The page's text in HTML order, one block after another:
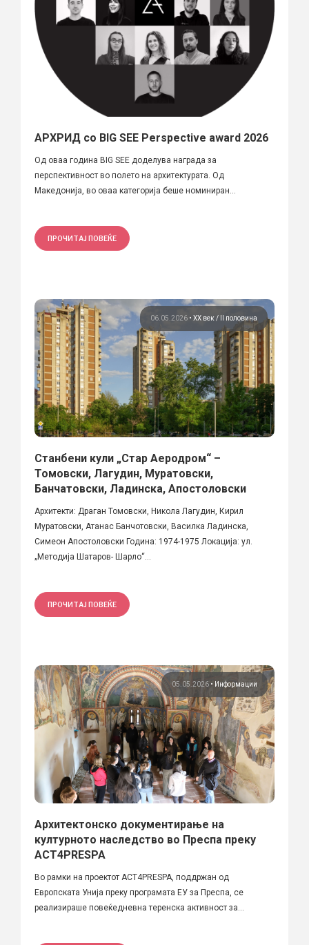
АРХРИД со BIG SEE Perspective award 2026
Од оваа година BIG SEE доделува награда за
перспективност во полето на архитектурата. Од
Македонија, во оваа категорија беше номиниран...
ПРОЧИТАЈ ПОВЕЌЕ
06.05.2026 • ХХ век / II половина
Станбени кули „Стар Аеродром“ –
Томовски, Лагудин, Муратовски,
Банчатовски, Ладинска, Апостоловски
Архитекти: Драган Томовски, Никола Лагудин, Кирил
Муратовски, Атанас Банчотовски, Василка Ладинска,
Симеон Апостоловски Година: 1974-1975 Локација: ул.
„Методија Шатаров- Шарло“...
ПРОЧИТАЈ ПОВЕЌЕ
05.05.2026 • Информации
Архитектонско документирање на
културното наследство во Преспа преку
ACT4PRESPA
Во рамки на проектот ACT4PRESPA, поддржан од
Европската Унија преку програмата ЕУ за Преспа, се
реализираше повеќедневна теренска активност за...